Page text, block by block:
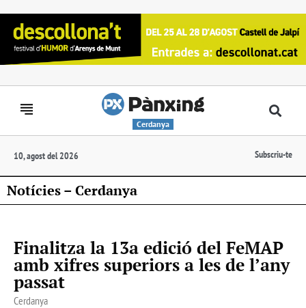
Cerdanya
10, agost del 2026 Subscriu-te
Notícies – Cerdanya
Finalitza la 13a edició del FeMAP
amb xifres superiors a les de l’any
passat
Cerdanya